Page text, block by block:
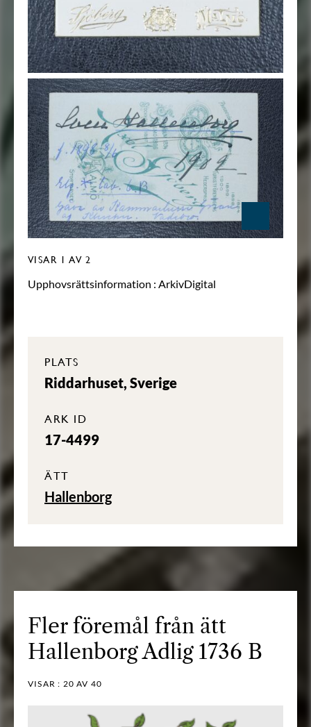
VISAR 1 AV 2
Upphovsrättsinformation : ArkivDigital
PLATS
Riddarhuset, Sverige
ARK ID
17-4499
ÄTT
Hallenborg
Fler föremål från ätt
Hallenborg Adlig 1736 B
VISAR : 20 AV 40